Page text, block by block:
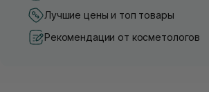
Лучшие цены и топ товары
Рекомендации от косметологов